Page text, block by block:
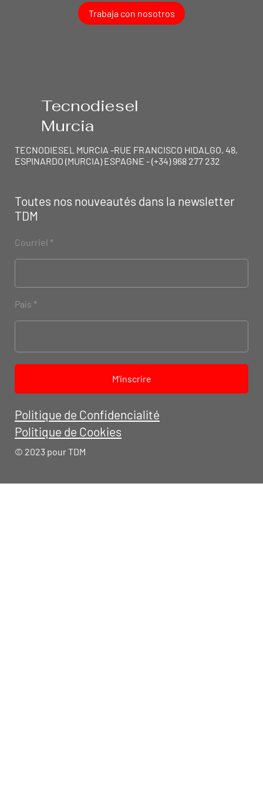
Trabaja con nosotros
Politique de Confidencialité
Politique de Cookies
© 2023 pour TDM
TEC
Tecnodiesel
Murcia
Toutes nos nouveautés dans la newsletter
TDM
Courriel
M'inscrire
País
TECNODIESEL MURCIA -RUE FRANCISCO HIDALGO, 48,
ESPINARDO (MURCIA) ESPAGNE - (+34) 968 277 232